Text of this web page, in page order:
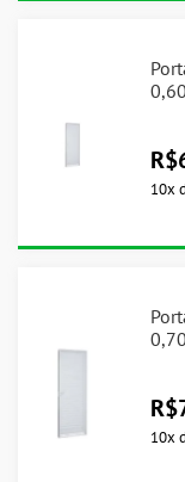
R$
10x
R$
10x